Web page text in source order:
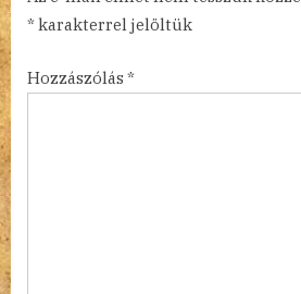
*karakterrel jelöltük
Hozzászólás *